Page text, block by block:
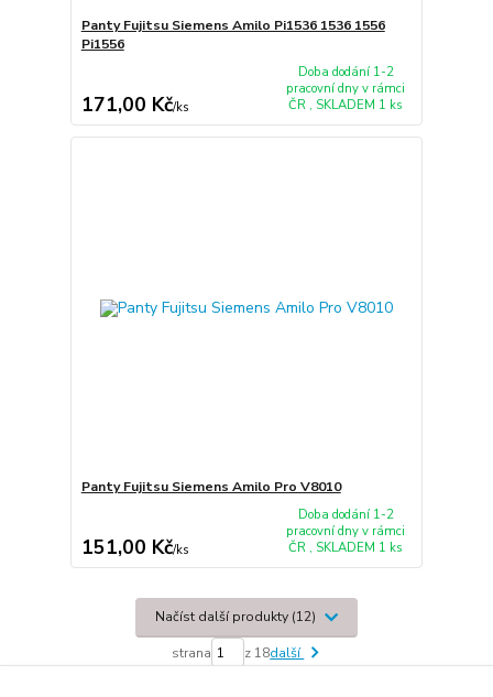
Panty Fujitsu Siemens Amilo Pi1536 1536 1556
Pi1556
171,00 Kč/ks
Doba dodání 1-2
pracovní dny v rámci
ČR , SKLADEM 1 ks
Panty Fujitsu Siemens Amilo Pro V8010
151,00 Kč/ks
Doba dodání 1-2
pracovní dny v rámci
ČR , SKLADEM 1 ks
Načíst další produkty (12)
strana z 18další